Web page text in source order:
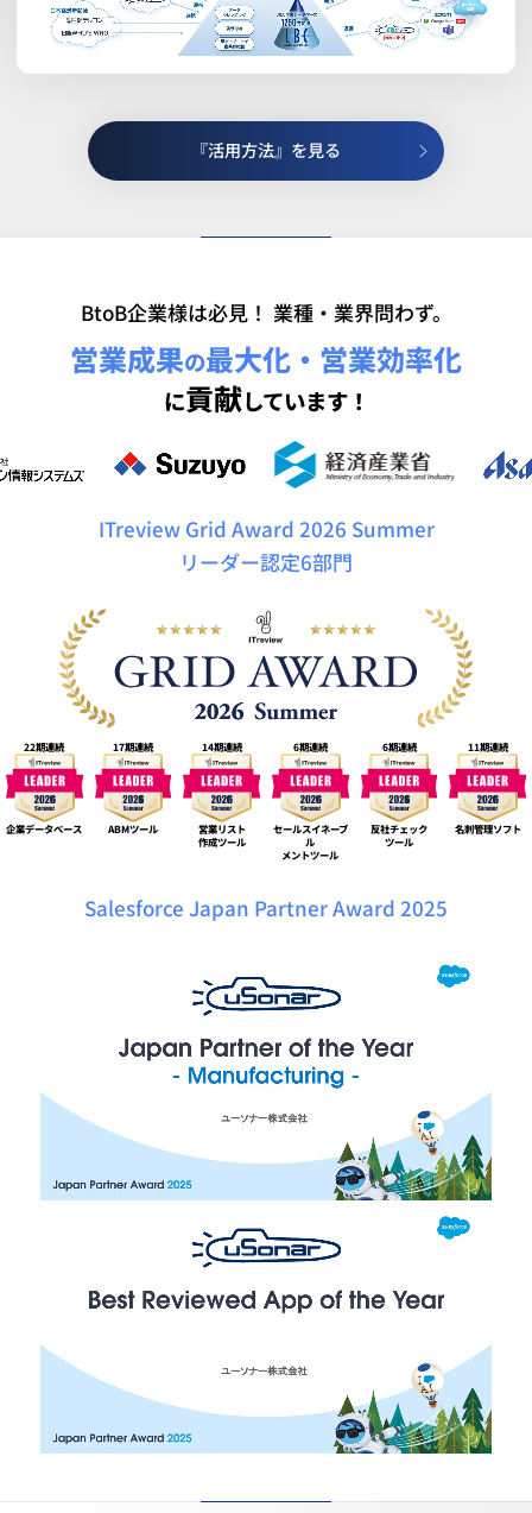
『活用方法』を見る
BtoB企業様は必見！ 業種・業界問わず。
営業成果の最大化・営業効率化
に貢献しています！
ITreview Grid Award 2026 Summer
リーダー認定6部門
22期連続
企業データベース
17期連続
ABMツール
14期連続
営業リスト
作成ツール
6期連続
セールスイネーブ
ル
メントツール
6期連続
反社チェック
ツール
11期連続
名刺管理ソフト
Salesforce Japan Partner Award 2025